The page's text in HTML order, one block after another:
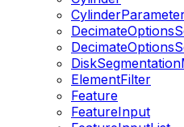
ElementFilter
Feature
FeatureInput